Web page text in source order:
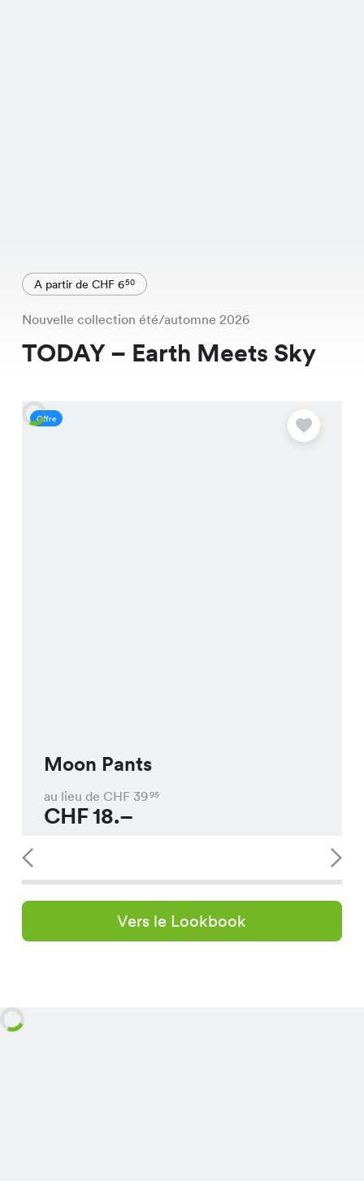
A partir de CHF 650
Nouvelle collection été/automne 2026
TODAY – Earth Meets Sky
Offre
Moon Pants
au lieu de CHF 3995
CHF18.–
Vers le Lookbook